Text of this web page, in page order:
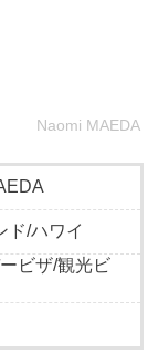
Naomi MAEDA
ド/ハワイ
ビザ/観光ビ